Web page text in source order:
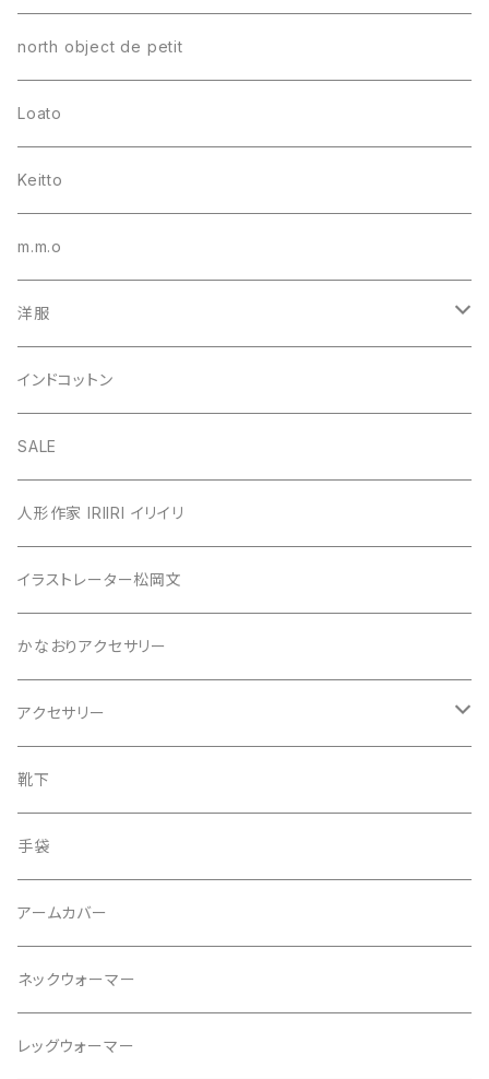
north object de petit
Loato
Keitto
m.m.o
洋服
シャツ・ブラウス
カーディガン
カットソー
チュニック
ニット
ベスト
ワンピース
スカート
タンクトップ
プルオーバー
パンツ
インドコットン
SALE
人形作家 IRIIRI イリイリ
イラストレーター松岡文
かなおりアクセサリー
アクセサリー
ピアス
イヤリング
ネックレス
ブレスレット
ブローチ
靴下
手袋
アームカバー
ネックウォーマー
レッグウォーマー